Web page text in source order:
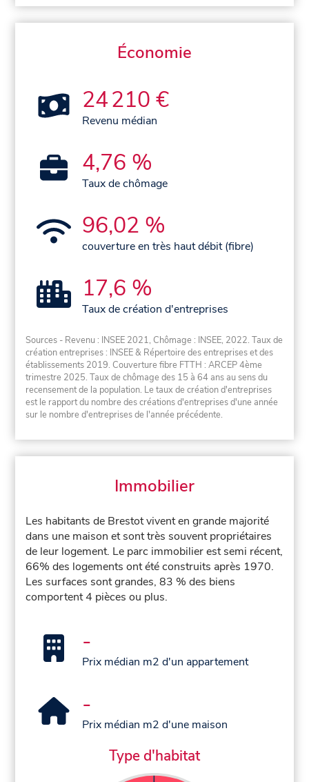
Économie
24 210 €
Revenu médian
4,76 %
Taux de chômage
96,02 %
couverture en très haut débit (fibre)
17,6 %
Taux de création d'entreprises
Sources - Revenu : INSEE 2021, Chômage : INSEE, 2022. Taux de
création entreprises : INSEE & Répertoire des entreprises et des
établissements 2019. Couverture fibre FTTH : ARCEP 4ème
trimestre 2025. Taux de chômage des 15 à 64 ans au sens du
recensement de la population. Le taux de création d'entreprises
est le rapport du nombre des créations d'entreprises d'une année
sur le nombre d'entreprises de l'année précédente.
Immobilier
Les habitants de Brestot vivent en grande majorité
dans une maison et sont très souvent propriétaires
de leur logement. Le parc immobilier est semi récent,
66% des logements ont été construits après 1970.
Les surfaces sont grandes, 83 % des biens
comportent 4 pièces ou plus.
-
Prix médian m2 d'un appartement
-
Prix médian m2 d'une maison
Type d'habitat